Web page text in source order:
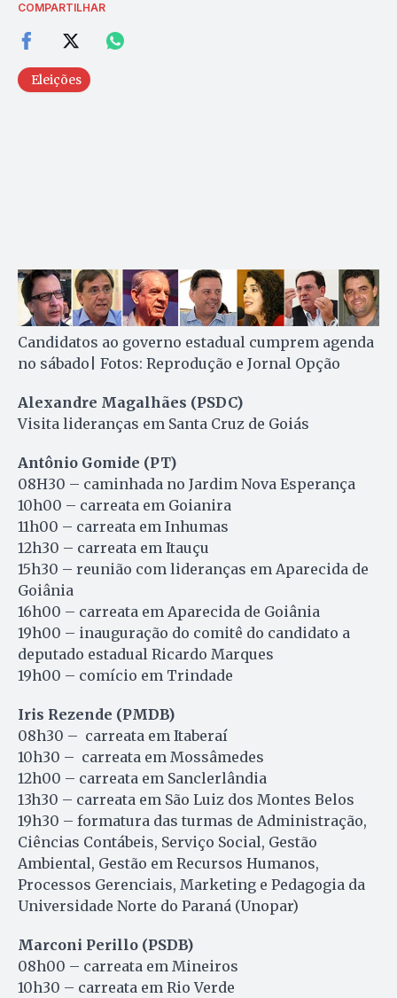
COMPARTILHAR
Eleições
Candidatos ao governo estadual cumprem agenda
no sábado| Fotos: Reprodução e Jornal Opção
Alexandre Magalhães (PSDC)
Visita lideranças em Santa Cruz de Goiás
Antônio Gomide (PT)
08H30 – caminhada no Jardim Nova Esperança
10h00 – carreata em Goianira
11h00 – carreata em Inhumas
12h30 – carreata em Itauçu
15h30 – reunião com lideranças em Aparecida de
Goiânia
16h00 – carreata em Aparecida de Goiânia
19h00 – inauguração do comitê do candidato a
deputado estadual Ricardo Marques
19h00 – comício em Trindade
Iris Rezende (PMDB)
08h30 – carreata em Itaberaí
10h30 – carreata em Mossâmedes
12h00 – carreata em Sanclerlândia
13h30 – carreata em São Luiz dos Montes Belos
19h30 – formatura das turmas de Administração,
Ciências Contábeis, Serviço Social, Gestão
Ambiental, Gestão em Recursos Humanos,
Processos Gerenciais, Marketing e Pedagogia da
Universidade Norte do Paraná (Unopar)
Marconi Perillo (PSDB)
08h00 – carreata em Mineiros
10h30 – carreata em Rio Verde